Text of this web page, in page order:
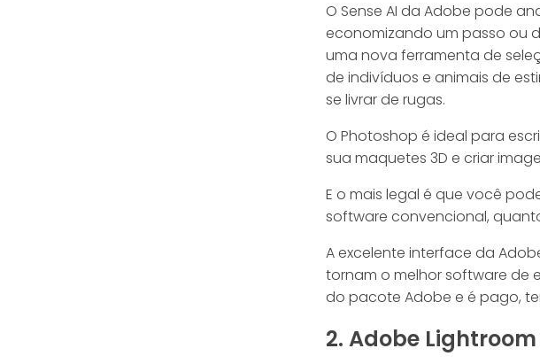
O Sense AI da Adobe pode
economizando um passo ou
uma nova ferramenta de
de indivíduos e animais de
se livrar de rugas.
O Photoshop é ideal para
sua maquetes 3D e criar
E o mais legal é que você
software convencional,
A excelente interface da
tornam o melhor software de
do pacote Adobe e é pago,
2. Adobe Lightroom